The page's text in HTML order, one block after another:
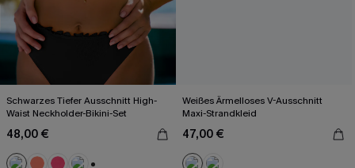
Schwarzes Tiefer Ausschnitt High-
Waist Neckholder-Bikini-Set
48,00 €
Weißes Ärmelloses V-Ausschnitt
Maxi-Strandkleid
47,00 €